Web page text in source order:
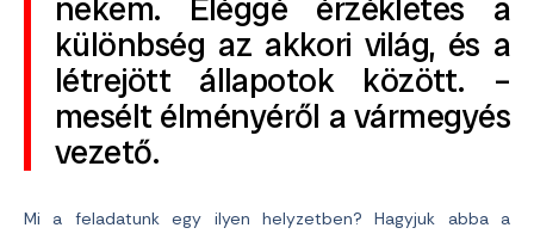
nekem. Eléggé érzékletes a
különbség az akkori világ, és a
létrejött állapotok között. –
mesélt élményéről a vármegyés
vezető.
Mi a feladatunk egy ilyen helyzetben? Hagyjuk abba a